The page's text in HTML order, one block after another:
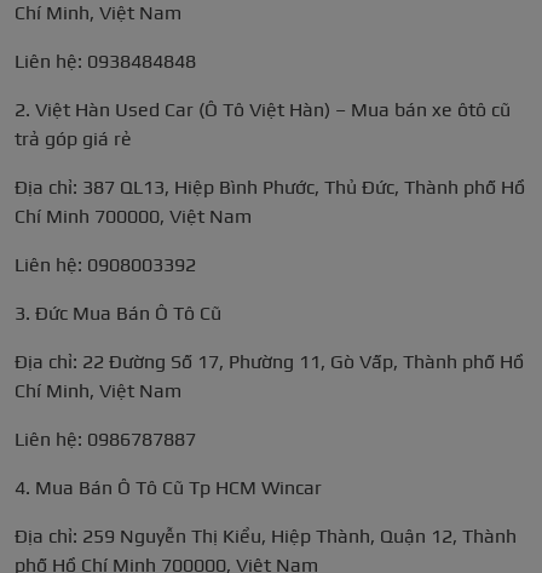
Chí Minh, Việt Nam
Liên hệ: 0938484848
2. Việt Hàn Used Car (Ô Tô Việt Hàn) – Mua bán xe ôtô cũ
trả góp giá rẻ
Địa chỉ: 387 QL13, Hiệp Bình Phước, Thủ Đức, Thành phố Hồ
Chí Minh 700000, Việt Nam
Liên hệ: 0908003392
3. Đức Mua Bán Ô Tô Cũ
Địa chỉ: 22 Đường Số 17, Phường 11, Gò Vấp, Thành phố Hồ
Chí Minh, Việt Nam
Liên hệ: 0986787887
4. Mua Bán Ô Tô Cũ Tp HCM Wincar
Địa chỉ: 259 Nguyễn Thị Kiểu, Hiệp Thành, Quận 12, Thành
phố Hồ Chí Minh 700000, Việt Nam